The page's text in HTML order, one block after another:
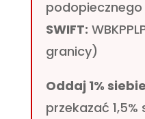
podopiecznego
SWIFT:
granicy)
Oddaj 1%
przekazać